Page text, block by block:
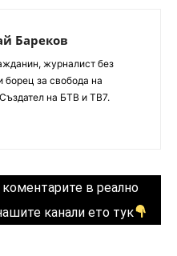
Бареков
журналист без
борец за свобода на
на БТВ и ТВ7.
в реално
канали ето тук